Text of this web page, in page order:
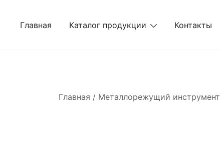
Главная Каталог продукции Контакты
Главная / Металлорежущий инструмент